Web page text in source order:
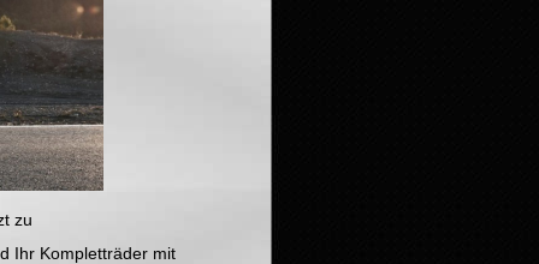
zu
Ihr Kompletträder mit